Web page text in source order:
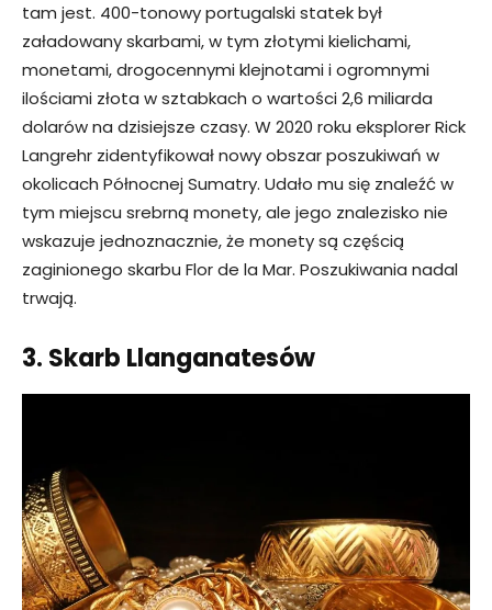
tam jest. 400-tonowy portugalski statek był
załadowany skarbami, w tym złotymi kielichami,
monetami, drogocennymi klejnotami i ogromnymi
ilościami złota w sztabkach o wartości 2,6 miliarda
dolarów na dzisiejsze czasy. W 2020 roku eksplorer Rick
Langrehr zidentyfikował nowy obszar poszukiwań w
okolicach Północnej Sumatry. Udało mu się znaleźć w
tym miejscu srebrną monety, ale jego znalezisko nie
wskazuje jednoznacznie, że monety są częścią
zaginionego skarbu Flor de la Mar. Poszukiwania nadal
trwają.
3. Skarb Llanganatesów